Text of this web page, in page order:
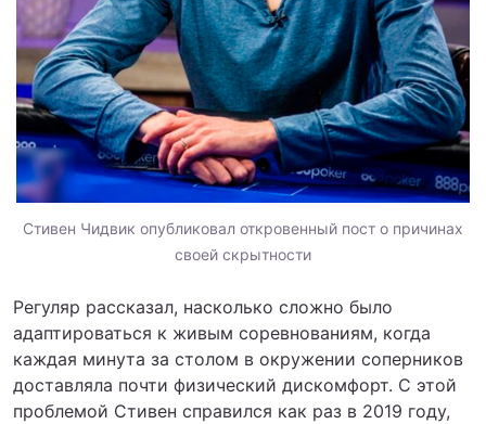
Стивен Чидвик опубликовал откровенный пост о причинах
своей скрытности
Регуляр рассказал, насколько сложно было
адаптироваться к живым соревнованиям, когда
каждая минута за столом в окружении соперников
доставляла почти физический дискомфорт. С этой
проблемой Стивен справился как раз в 2019 году,